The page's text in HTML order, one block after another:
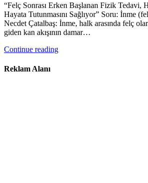
“Felç Sonrası Erken Başlanan Fizik Tedavi,
Hayata Tutunmasını Sağlıyor” Soru: İnme
Necdet Çatalbaş: İnme, halk arasında felç
giden kan akışının damar…
Continue reading
Reklam Alanı